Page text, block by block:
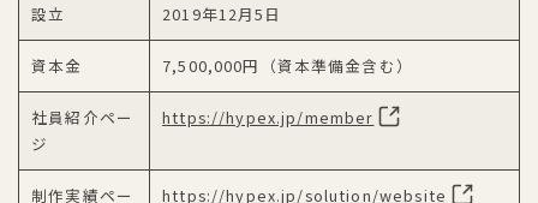
設立 2019年12月5日
資本金 7,500,000円（資本準備金含む）
社員紹介ペー
ジ
https://hypex.jp/member
制作実績ペー
https://hypex.jp/solution/website